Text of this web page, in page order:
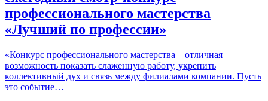
профессионального мастерства
«Лучший по профессии»
«Конкурс профессионального мастерства – отличная
возможность показать слаженную работу, укрепить
коллективный дух и связь между филиалами компании. Пусть
это событие…